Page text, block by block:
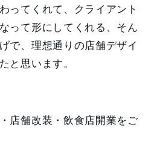
ってくれて、クライアント
って形にしてくれる、そん
で、理想通りの店舗デザイ
と思います。
店舗改装・飲食店開業をご